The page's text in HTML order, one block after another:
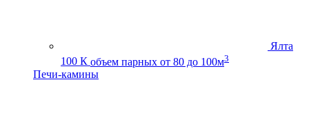
Ялта
100 К объем парных от 80 до 100м3
Печи-камины